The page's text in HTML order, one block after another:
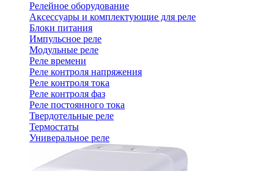
Релейное оборудование
Аксессуары и комплектующие для реле
Блоки питания
Импульсное реле
Модульные реле
Реле времени
Реле контроля напряжения
Реле контроля тока
Реле контроля фаз
Реле постоянного тока
Твердотельные реле
Термостаты
Универальное реле